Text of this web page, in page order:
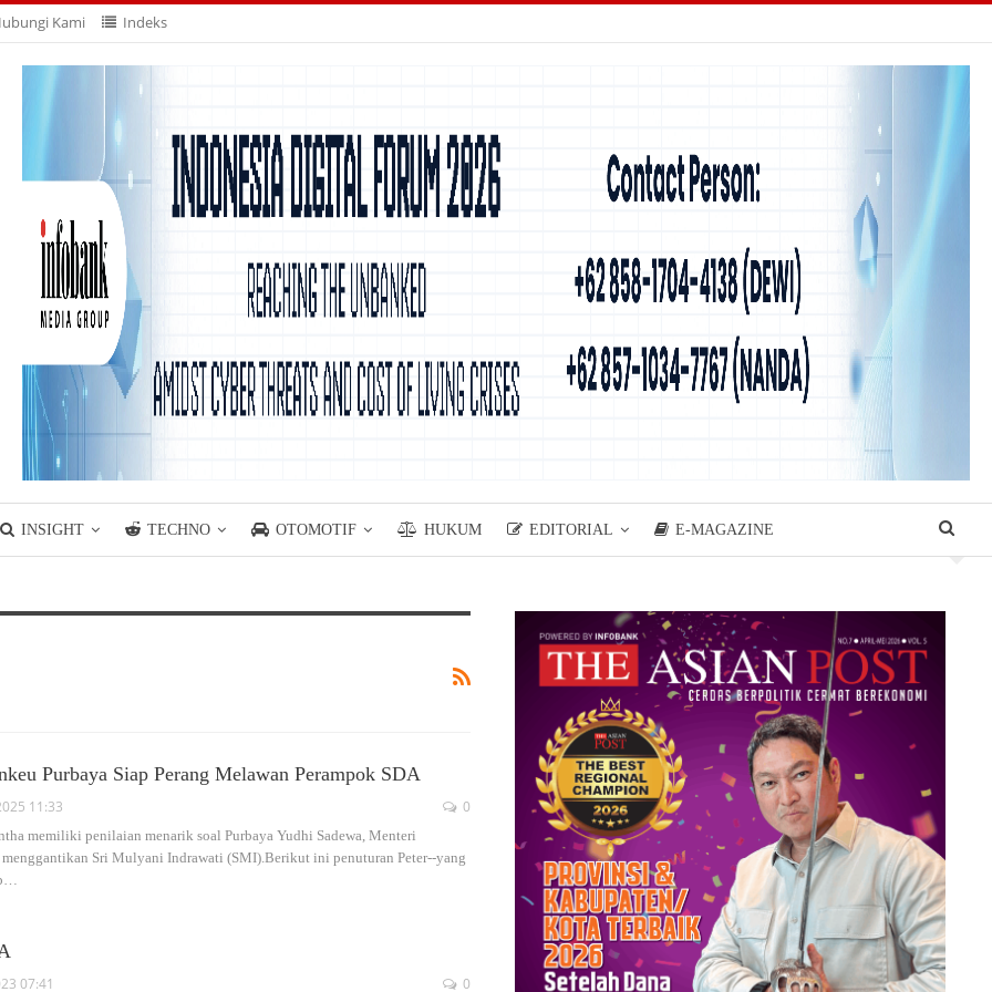
Kami Indeks
INSIGHT TECHNO OTOMOTIF HUKUM EDITORIAL E-MAGAZINE
Purbaya Siap Perang Melawan Perampok SDA
11:33 0
memiliki penilaian menarik soal Purbaya Yudhi Sadewa, Menteri
Sri Mulyani Indrawati (SMI).Berikut ini penuturan Peter--yang
…
07:41 0